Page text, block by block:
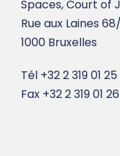
Spaces, Court of
Rue aux Laines
1000 Bruxelles
Tél +32 2 319 01 25
Fax +32 2 319 01 26